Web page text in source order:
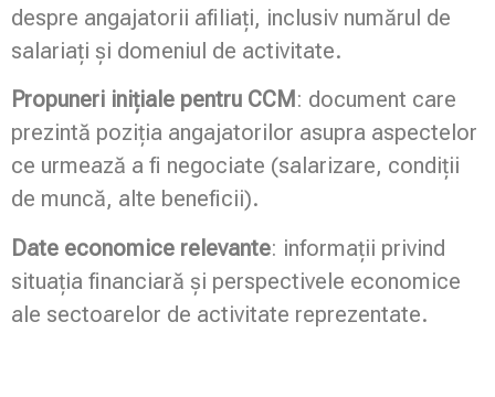
despre angajatorii afiliați, inclusiv numărul de
salariați și domeniul de activitate.
Propuneri inițiale pentru CCM : document care
prezintă poziția angajatorilor asupra aspectelor
ce urmează a fi negociate (salarizare, condiții
de muncă, alte beneficii).
Date economice relevante: informații privind
situația financiară și perspectivele economice
ale sectoarelor de activitate reprezentate.